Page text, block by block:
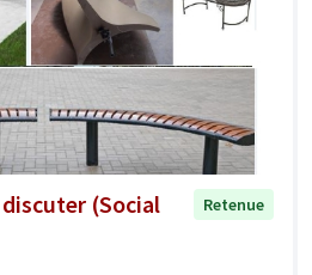
(Social
Retenue